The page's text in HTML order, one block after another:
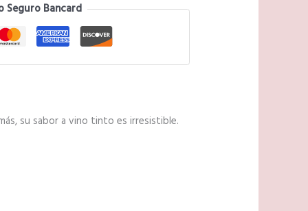
Seguro Bancard
su sabor a vino tinto es irresistible.